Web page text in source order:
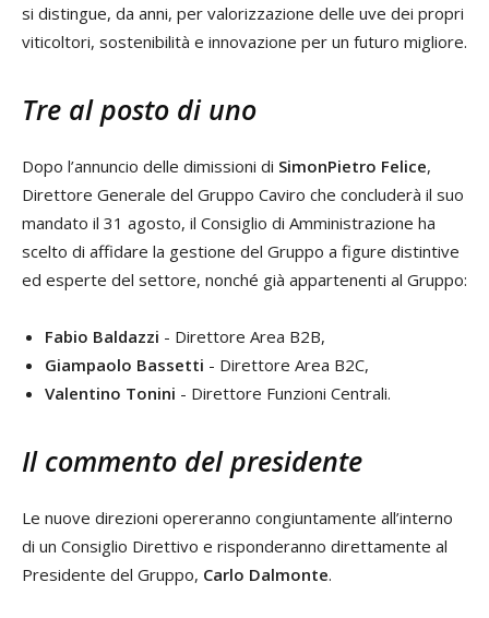
si distingue, da anni, per valorizzazione delle uve dei propri
viticoltori, sostenibilità e innovazione per un futuro migliore.
Tre al posto di uno
Dopo l’annuncio delle dimissioni di SimonPietro Felice,
Direttore Generale del Gruppo Caviro che concluderà il suo
mandato il 31 agosto, il Consiglio di Amministrazione ha
scelto di affidare la gestione del Gruppo a figure distintive
ed esperte del settore, nonché già appartenenti al Gruppo:
Fabio Baldazzi - Direttore Area B2B,
Giampaolo Bassetti - Direttore Area B2C,
Valentino Tonini - Direttore Funzioni Centrali.
Il commento del presidente
Le nuove direzioni opereranno congiuntamente all’interno
di un Consiglio Direttivo e risponderanno direttamente al
Presidente del Gruppo, Carlo Dalmonte.